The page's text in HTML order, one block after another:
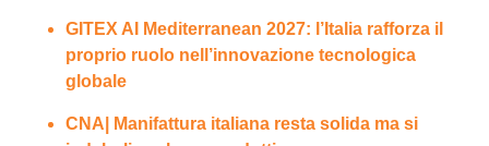
GITEX AI Mediterranean 2027: l’Italia rafforza il
proprio ruolo nell’innovazione tecnologica
globale
CNA| Manifattura italiana resta solida ma si